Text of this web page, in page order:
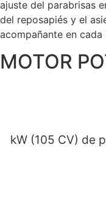
ajuste del parabrisas
del reposapiés y el
acompañante en
MOTOR
kW (105 CV) de